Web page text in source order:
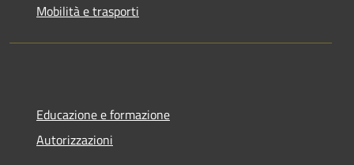
Mobilità e trasporti
Educazione e formazione
Autorizzazioni